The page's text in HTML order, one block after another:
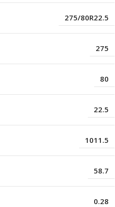
275/80R22.5
275
80
22.5
1011.5
58.7
0.28